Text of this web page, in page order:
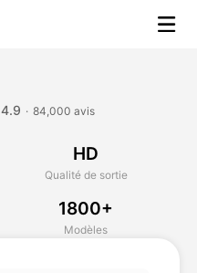
4.9 · 84,000 avis
HD
Qualité de sortie
1800+
Modèles